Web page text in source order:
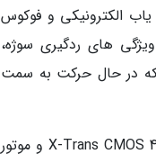
الکترونیکی و فوکوس
های ردگیری سوژه،
در حال حرکت به سمت
از لحاظ ویژگی های فنی این دوربین باید اشاره کنیم که X-Pro3 از یک سنسور 26/1 مگاپیکسلی X-Trans CMOS 4 و موتور